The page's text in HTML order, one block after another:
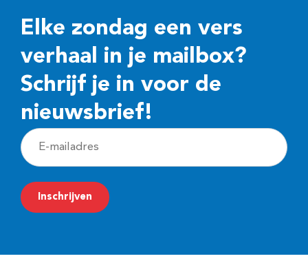
Elke zondag een vers
verhaal in je mailbox?
Schrijf je in voor de
nieuwsbrief!
E
-
m
a
Inschrijven